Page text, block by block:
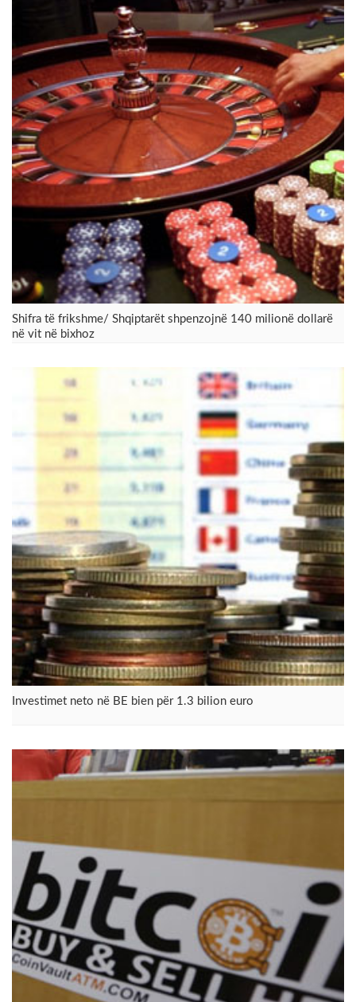
Shifra të frikshme/ Shqiptarët shpenzojnë 140 milionë dollarë
në vit në bixhoz
Investimet neto në BE bien për 1.3 bilion euro